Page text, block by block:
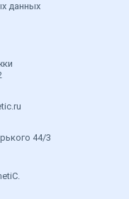
данных
44/3